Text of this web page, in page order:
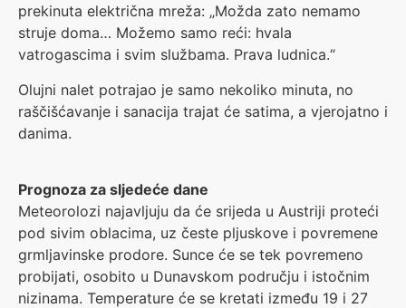
prekinuta električna mreža: „Možda zato nemamo
struje doma… Možemo samo reći: hvala
vatrogascima i svim službama. Prava ludnica.“
Olujni nalet potrajao je samo nekoliko minuta, no
raščišćavanje i sanacija trajat će satima, a vjerojatno i
danima.
Prognoza za sljedeće dane
Meteorolozi najavljuju da će srijeda u Austriji proteći
pod sivim oblacima, uz česte pljuskove i povremene
grmljavinske prodore. Sunce će se tek povremeno
probijati, osobito u Dunavskom području i istočnim
nizinama. Temperature će se kretati između 19 i 27